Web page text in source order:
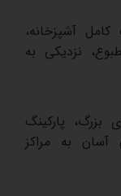
کامل آشپزخانه،
نزدیکی به
بزرگ، پارکینگ
آسان به مراکز